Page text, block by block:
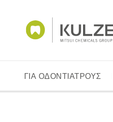
ΓΙΑ ΟΔΟΝΤΙΑΤΡΟΥΣ